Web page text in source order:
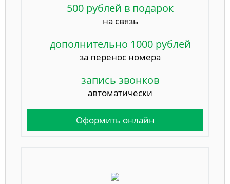
500 рублей в подарок
на связь
дополнительно 1000 рублей
за перенос номера
запись звонков
автоматически
Оформить онлайн